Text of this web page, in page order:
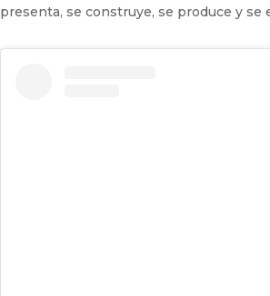
presenta, se construye, se produce y se